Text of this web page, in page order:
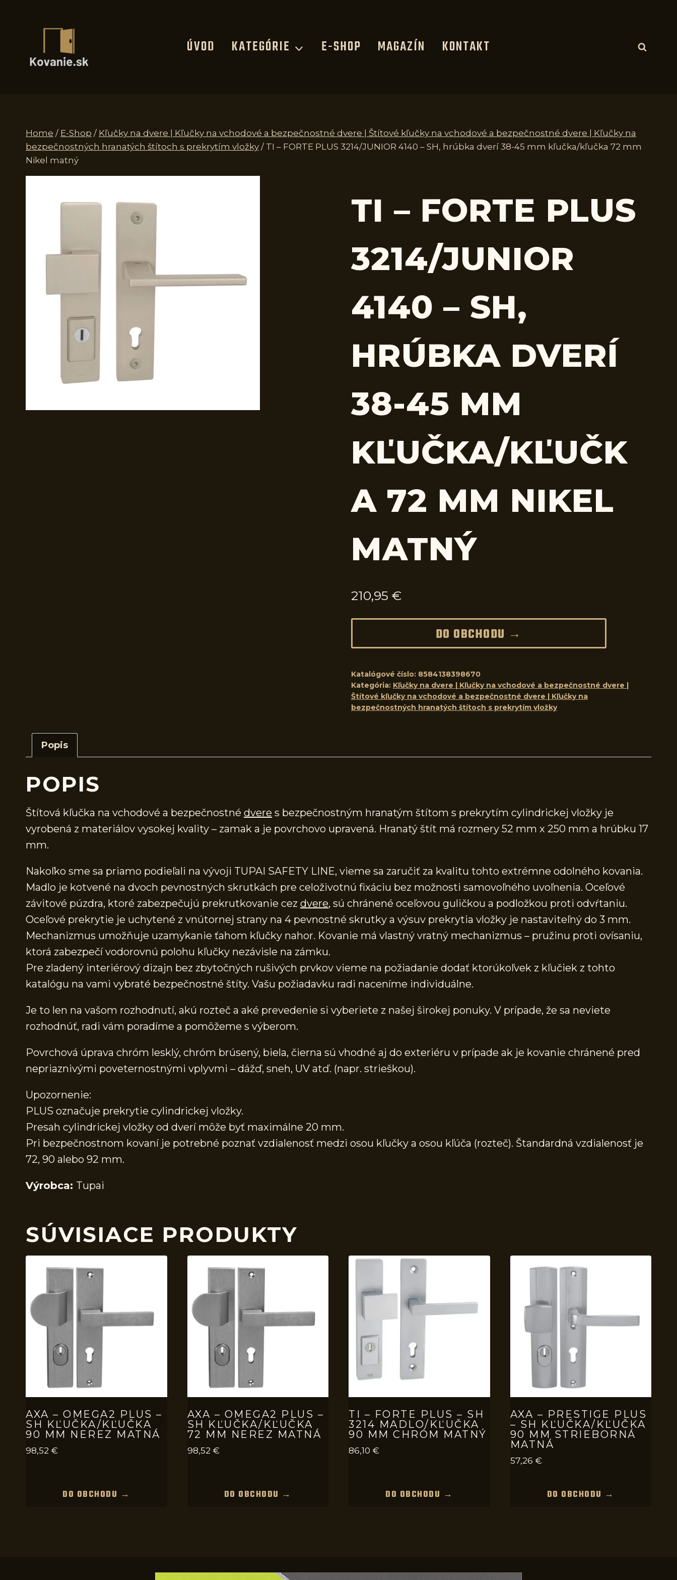
ÚVOD KATEGÓRIE E-SHOP MAGAZÍN KONTAKT
Home / E-Shop / Kľučky na dvere | Kľučky na vchodové a bezpečnostné dvere | Štítové kľučky na vchodové a bezpečnostné dvere | Kľučky na
bezpečnostných hranatých štítoch s prekrytím vložky / TI – FORTE PLUS 3214/JUNIOR 4140 – SH, hrúbka dverí 38-45 mm kľučka/kľučka 72 mm
Nikel matný
TI – FORTE PLUS
3214/JUNIOR
4140 – SH,
HRÚBKA DVERÍ
38-45 MM
KĽUČKA/KĽUČK
A 72 MM NIKEL
MATNÝ
210,95 €
DO OBCHODU →
Katalógové číslo: 8584138398670
Kategória: Kľučky na dvere | Kľučky na vchodové a bezpečnostné dvere |
Štítové kľučky na vchodové a bezpečnostné dvere | Kľučky na
bezpečnostných hranatých štítoch s prekrytím vložky
Popis
POPIS
Štítová kľučka na vchodové a bezpečnostné dvere s bezpečnostným hranatým štítom s prekrytím cylindrickej vložky je
vyrobená z materiálov vysokej kvality – zamak a je povrchovo upravená. Hranatý štít má rozmery 52 mm x 250 mm a hrúbku 17
mm.
Nakoľko sme sa priamo podieľali na vývoji TUPAI SAFETY LINE, vieme sa zaručiť za kvalitu tohto extrémne odolného kovania.
Madlo je kotvené na dvoch pevnostných skrutkách pre celoživotnú fixáciu bez možnosti samovoľného uvoľnenia. Oceľové
závitové púzdra, ktoré zabezpečujú prekrutkovanie cez dvere, sú chránené oceľovou guličkou a podložkou proti odvŕtaniu.
Oceľové prekrytie je uchytené z vnútornej strany na 4 pevnostné skrutky a výsuv prekrytia vložky je nastaviteľný do 3 mm.
Mechanizmus umožňuje uzamykanie ťahom kľučky nahor. Kovanie má vlastný vratný mechanizmus – pružinu proti ovísaniu,
ktorá zabezpečí vodorovnú polohu kľučky nezávisle na zámku.
Pre zladený interiérový dizajn bez zbytočných rušivých prvkov vieme na požiadanie dodať ktorúkoľvek z kľučiek z tohto
katalógu na vami vybraté bezpečnostné štíty. Vašu požiadavku radi naceníme individuálne.
Je to len na vašom rozhodnutí, akú rozteč a aké prevedenie si vyberiete z našej širokej ponuky. V prípade, že sa neviete
rozhodnúť, radi vám poradíme a pomôžeme s výberom.
Povrchová úprava chróm lesklý, chróm brúsený, biela, čierna sú vhodné aj do exteriéru v prípade ak je kovanie chránené pred
nepriaznivými poveternostnými vplyvmi – dážď, sneh, UV atď. (napr. strieškou).
Upozornenie:
PLUS označuje prekrytie cylindrickej vložky.
Presah cylindrickej vložky od dverí môže byť maximálne 20 mm.
Pri bezpečnostnom kovaní je potrebné poznať vzdialenosť medzi osou kľučky a osou kľúča (rozteč). Štandardná vzdialenosť je
72, 90 alebo 92 mm.
Výrobca: Tupai
SÚVISIACE PRODUKTY
AXA – OMEGA2 PLUS –
SH KĽUČKA/KĽUČKA
90 MM NEREZ MATNÁ
98,52 €
DO OBCHODU →
AXA – OMEGA2 PLUS –
SH KĽUČKA/KĽUČKA
72 MM NEREZ MATNÁ
98,52 €
DO OBCHODU →
TI – FORTE PLUS – SH
3214 MADLO/KĽUČKA
90 MM CHRÓM MATNÝ
86,10 €
DO OBCHODU →
AXA – PRESTIGE PLUS
– SH KĽUČKA/KĽUČKA
90 MM STRIEBORNÁ
MATNÁ
57,26 €
DO OBCHODU →